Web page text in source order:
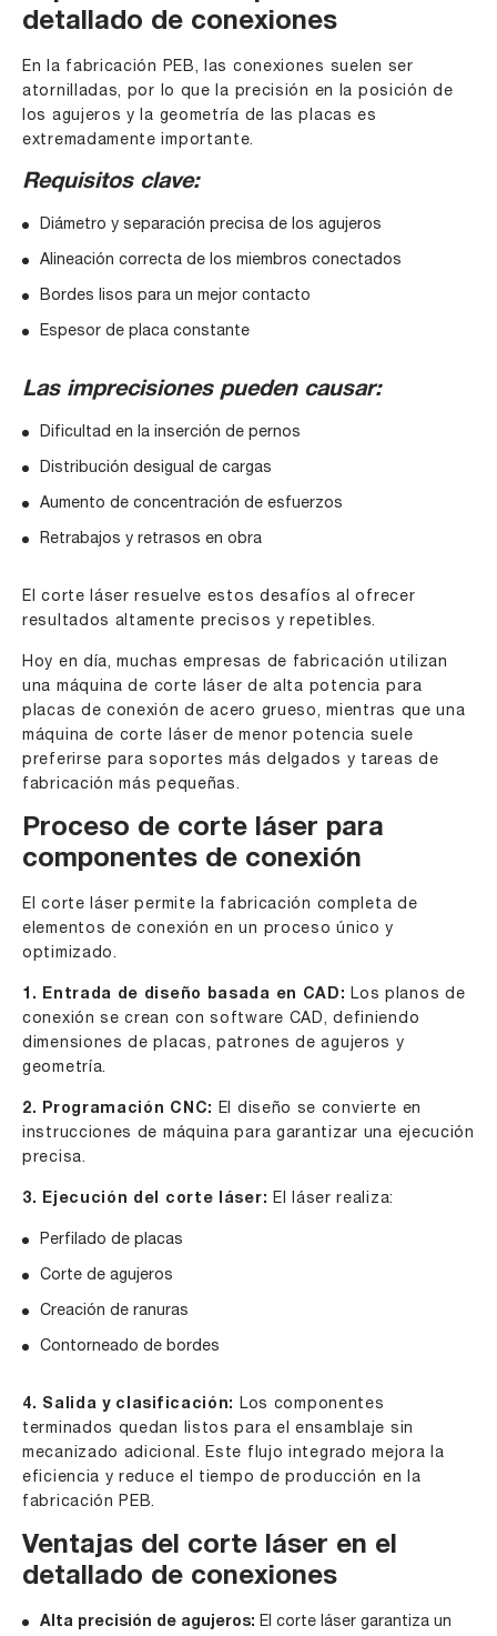
detallado de conexiones
En la fabricación PEB, las conexiones suelen ser
atornilladas, por lo que la precisión en la posición de
los agujeros y la geometría de las placas es
extremadamente importante.
Requisitos clave:
Diámetro y separación precisa de los agujeros
Alineación correcta de los miembros conectados
Bordes lisos para un mejor contacto
Espesor de placa constante
Las imprecisiones pueden causar:
Dificultad en la inserción de pernos
Distribución desigual de cargas
Aumento de concentración de esfuerzos
Retrabajos y retrasos en obra
El corte láser resuelve estos desafíos al ofrecer
resultados altamente precisos y repetibles.
Hoy en día, muchas empresas de fabricación utilizan
una máquina de corte láser de alta potencia para
placas de conexión de acero grueso, mientras que una
máquina de corte láser de menor potencia suele
preferirse para soportes más delgados y tareas de
fabricación más pequeñas.
Proceso de corte láser para
componentes de conexión
El corte láser permite la fabricación completa de
elementos de conexión en un proceso único y
optimizado.
1. Entrada de diseño basada en CAD:
Los planos de
conexión se crean con software CAD, definiendo
dimensiones de placas, patrones de agujeros y
geometría.
2. Programación CNC:
El diseño se convierte en
instrucciones de máquina para garantizar una ejecución
precisa.
3. Ejecución del corte láser: El láser realiza:
Perfilado de placas
Corte de agujeros
Creación de ranuras
Contorneado de bordes
4. Salida y clasificación:
Los componentes
terminados quedan listos para el ensamblaje sin
mecanizado adicional. Este flujo integrado mejora la
eficiencia y reduce el tiempo de producción en la
fabricación PEB.
Ventajas del corte láser en el
detallado de conexiones
Alta precisión de agujeros: El corte láser garantiza un